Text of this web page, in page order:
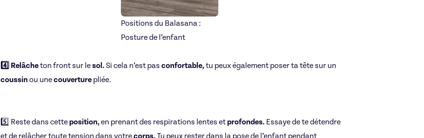
Positions du Balasana :
Posture de l’enfant
4️⃣ Relâcheton front sur lesol. Si cela n’est pas confortable,tu peux également poser ta tête sur un
coussinou unecouverture pliée.
5️⃣ Reste dans cetteposition,en prenant des respirations lentes etprofondes. Essaye de te détendre